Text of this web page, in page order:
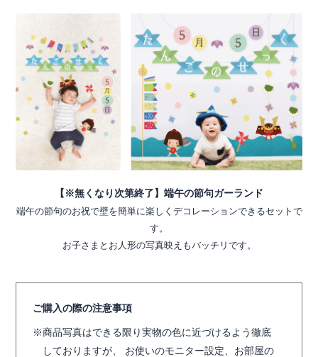
【※無くなり次第終了】端午の節句ガーランド
端午の節句のお祝で壁を簡単に楽しくデコレーションできるセットで
す。
お子さまとお人形の写真映えもバッチリです。
ご購入の際の注意事項
商品写真はできる限り実物の色に近づけるよう徹底
しておりますが、 お使いのモニター設定、お部屋の